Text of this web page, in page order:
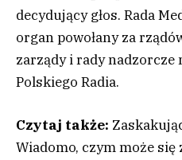
decydujący głos. Rada
organ powołany za
zarządy i rady nadzorcze
Polskiego Radia.
Czytaj także:
Wiadomo, czym może